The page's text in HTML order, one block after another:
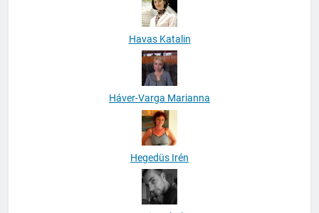
Havas Katalin
Háver-Varga Marianna
Hegedüs Irén